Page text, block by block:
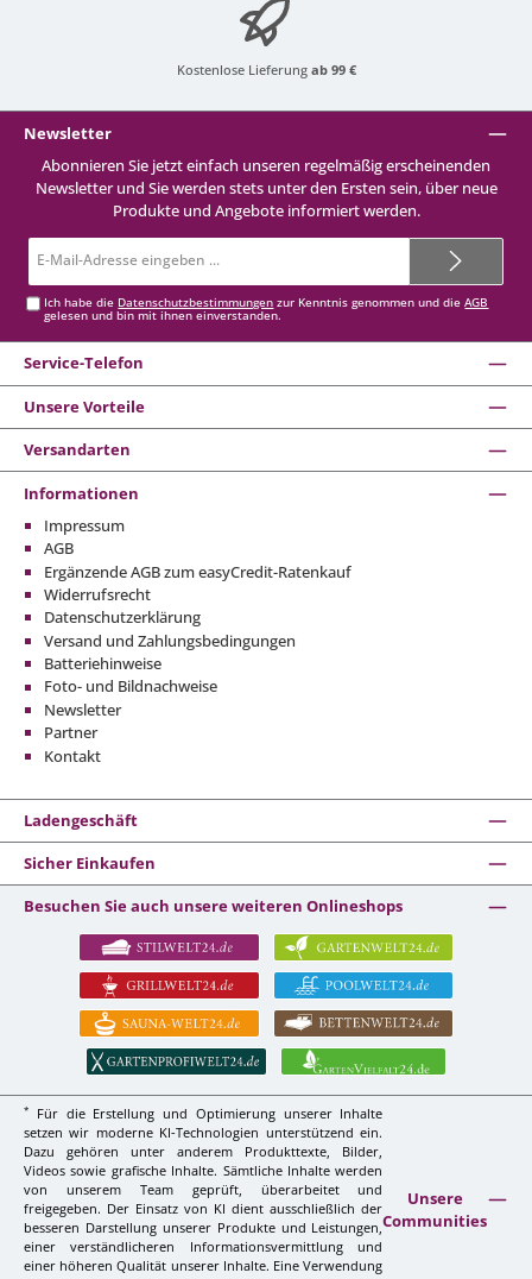
Kostenlose Lieferung ab 99 €
Newsletter
Abonnieren Sie jetzt einfach unseren regelmäßig erscheinenden
Newsletter und Sie werden stets unter den Ersten sein, über neue
Produkte und Angebote informiert werden.
Mail-
Ich habe die Datenschutzbestimmungen zur Kenntnis genommen und dieAGB
gelesen und bin mit ihnen einverstanden.
Service-Telefon
Unsere Vorteile
Versandarten
Informationen
Impressum
AGB
Ergänzende AGB zum easyCredit-Ratenkauf
Widerrufsrecht
Datenschutzerklärung
Versand und Zahlungsbedingungen
Batteriehinweise
Foto- und Bildnachweise
Newsletter
Partner
Kontakt
Ladengeschäft
Sicher Einkaufen
Besuchen Sie auch unsere weiteren Onlineshops
*
Für die Erstellung und Optimierung unserer Inhalte
setzen wir moderne KI-Technologien unterstützend ein.
Dazu gehören unter anderem Produkttexte, Bilder,
Videos sowie grafische Inhalte. Sämtliche Inhalte werden
von unserem Team geprüft, überarbeitet und
freigegeben. Der Einsatz von KI dient ausschließlich der
besseren Darstellung unserer Produkte und Leistungen,
einer verständlicheren Informationsvermittlung und
einer höheren Qualität unserer Inhalte. Eine Verwendung
Unsere
Communities